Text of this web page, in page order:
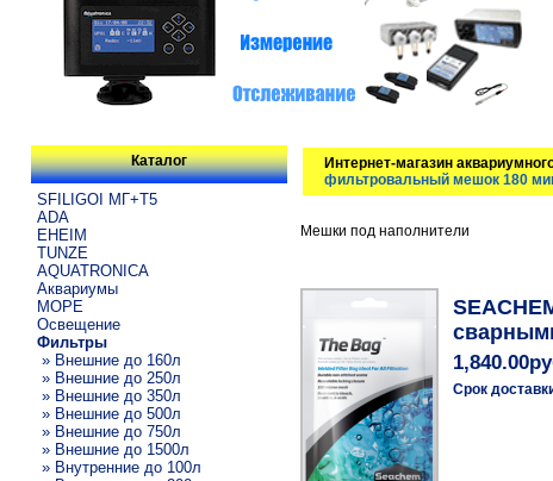
Каталог
SFILIGOI МГ+Т5
ADA
EHEIM
TUNZE
AQUATRONICA
Аквариумы
МОРЕ
Освещение
Фильтры
» Внешние до 160л
» Внешние до 250л
» Внешние до 350л
» Внешние до 500л
» Внешние до 750л
» Внешние до 1500л
» Внутренние до 100л
Интернет-магазин
фильтровальный мешок 180
Мешки под наполнители
Срок